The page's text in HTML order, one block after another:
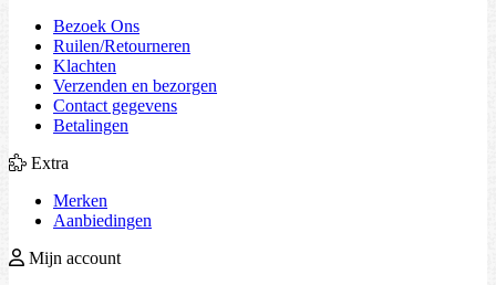
Bezoek Ons
Ruilen/Retourneren
Klachten
Verzenden en bezorgen
Contact gegevens
Betalingen
Extra
Merken
Aanbiedingen
Mijn account